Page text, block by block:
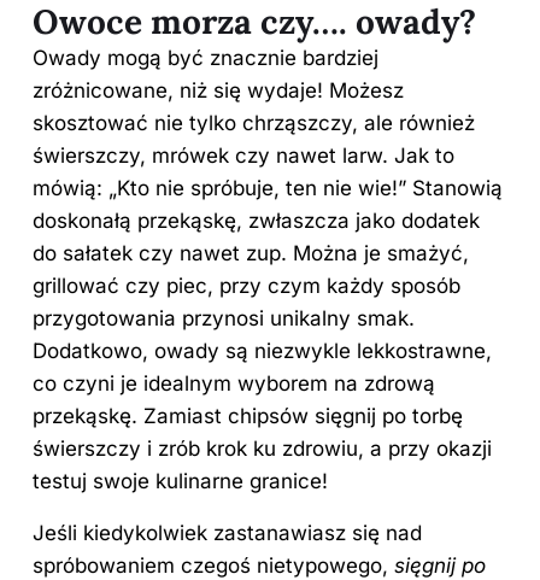
Owoce morza czy…. owady?
Owady mogą być znacznie bardziej
zróżnicowane, niż się wydaje! Możesz
skosztować nie tylko chrząszczy, ale również
świerszczy, mrówek czy nawet larw. Jak to
mówią: „Kto nie spróbuje, ten nie wie!” Stanowią
doskonałą przekąskę, zwłaszcza jako dodatek
do sałatek czy nawet zup. Można je smażyć,
grillować czy piec, przy czym każdy sposób
przygotowania przynosi unikalny smak.
Dodatkowo, owady są niezwykle lekkostrawne,
co czyni je idealnym wyborem na zdrową
przekąskę. Zamiast chipsów sięgnij po torbę
świerszczy i zrób krok ku zdrowiu, a przy okazji
testuj swoje kulinarne granice!
Jeśli kiedykolwiek zastanawiasz się nad
spróbowaniem czegoś nietypowego, sięgnij po